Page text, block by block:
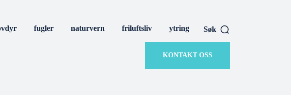
fugler naturvern friluftsliv ytring Søk
KONTAKT OSS